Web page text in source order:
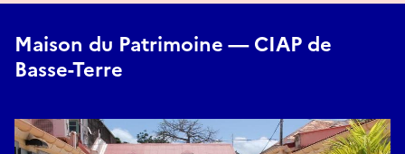
Maison du Patrimoine — CIAP de
Basse-Terre